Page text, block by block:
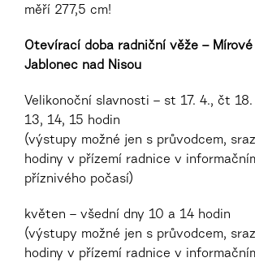
měří 277,5 cm!
Otevírací doba radniční věže – Mírové
Jablonec nad Nisou
Velikonoční slavnosti – st 17. 4., čt
13, 14, 15 hodin
(výstupy možné jen s průvodcem,
hodiny v přízemí radnice v
příznivého počasí)
květen – všední dny 10 a 14 hodin
(výstupy možné jen s průvodcem,
hodiny v přízemí radnice v